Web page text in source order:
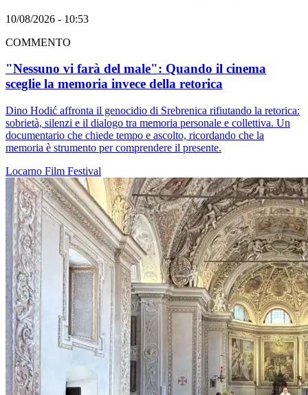
10/08/2026 - 10:53
COMMENTO
"Nessuno vi farà del male": Quando il cinema
sceglie la memoria invece della retorica
Dino Hodić affronta il genocidio di Srebrenica rifiutando la retorica:
sobrietà, silenzi e il dialogo tra memoria personale e collettiva. Un
documentario che chiede tempo e ascolto, ricordando che la
memoria è strumento per comprendere il presente.
Locarno Film Festival